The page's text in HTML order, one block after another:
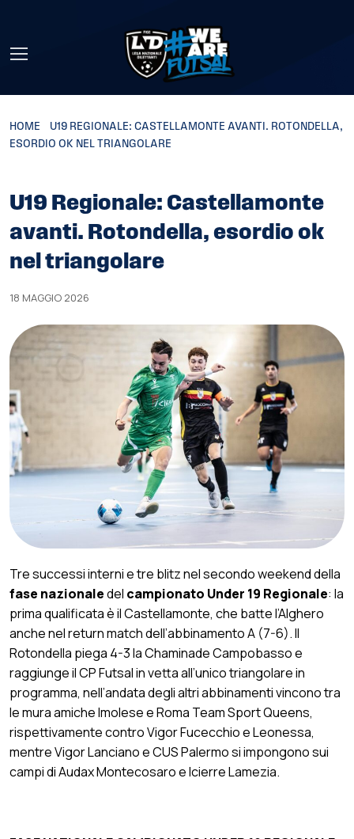
HOME
U19 REGIONALE: CASTELLAMONTE AVANTI. ROTONDELLA,
ESORDIO OK NEL TRIANGOLARE
U19 Regionale: Castellamonte
avanti. Rotondella, esordio ok
nel triangolare
18 MAGGIO 2026
Tre successi interni e tre blitz nel secondo weekend della
fase nazionaledel campionato Under 19 Regionale: la
prima qualificata è il Castellamonte, che batte l’Alghero
anche nel return match dell’abbinamento A (7-6). Il
Rotondella piega 4-3 la Chaminade Campobasso e
raggiunge il CP Futsal in vetta all’unico triangolare in
programma, nell’andata degli altri abbinamenti vincono tra
le mura amiche Imolese e Roma Team Sport Queens,
rispettivamente contro Vigor Fucecchio e Leonessa,
mentre Vigor Lanciano e CUS Palermo si impongono sui
campi di Audax Montecosaro e Icierre Lamezia.